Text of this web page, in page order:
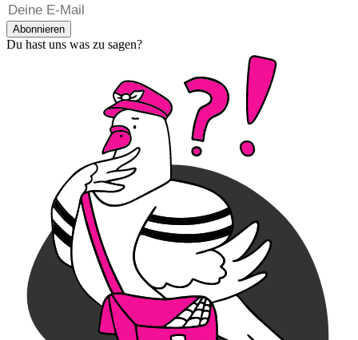
Abonnieren
Du hast uns was zu sagen?